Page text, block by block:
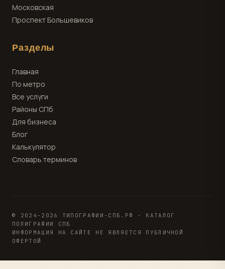
Московская
Проспект Большевиков
Разделы
Главная
По метро
Все услуги
Районы СПб
Для бизнеса
Блог
Калькулятор
Словарь терминов
© 2024-2026 ТИПОГРАФИИ-СПБ.РФ · КАТАЛОГ
ПОЛИГРАФИИ СПБ
ИНФОРМАЦИЯ НА САЙТЕ НЕ ЯВЛЯЕТСЯ ПУБЛИЧНОЙ
ОФЕРТОЙ